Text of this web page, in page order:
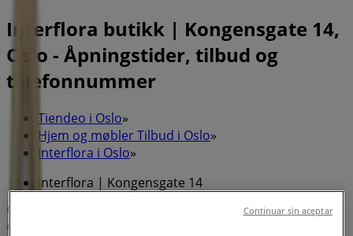
Interflora butikk | Kongensgate 14,
Oslo - Åpningstider, tilbud og
telefonnummer
Tiendeo i Oslo»
Hjem og møbler Tilbud i Oslo»
Interflora i Oslo»
Interflora | Kongensgate 14
Continuar sin aceptar